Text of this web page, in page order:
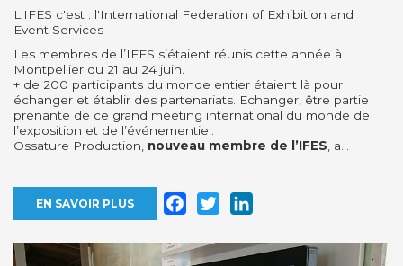
L'IFES c'est : l'International Federation of Exhibition and
Event Services
Les membres de l’IFES s’étaient réunis cette année à
Montpellier du 21 au 24 juin.
+ de 200 participants du monde entier étaient là pour
échanger et établir des partenariats. Echanger, être partie
prenante de ce grand meeting international du monde de
l’exposition et de l’événementiel.
Ossature Production, nouveau membre de l’IFES , a...
EN SAVOIR PLUS Facebook
Twitter